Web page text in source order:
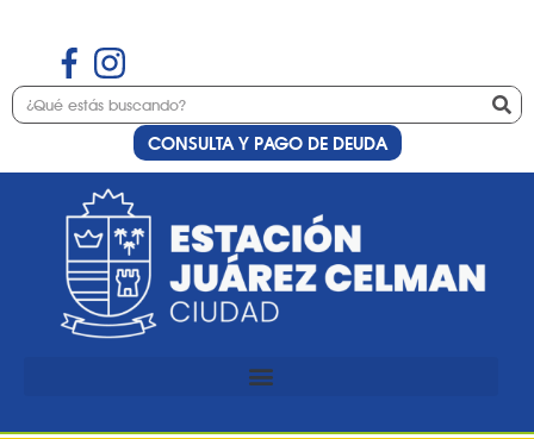
CONSULTA Y PAGO DE DEUDA
Etiqueta:Waypoint
Experience
Estación Juárez Celman